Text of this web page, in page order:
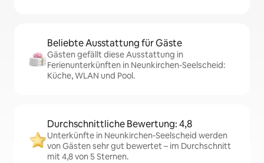
Beliebte Ausstattung für Gäste
Gästen gefällt diese Ausstattung in
Ferienunterkünften in Neunkirchen-Seelscheid:
Küche, WLAN und Pool.
Durchschnittliche Bewertung: 4,8
Unterkünfte in Neunkirchen-Seelscheid werden
von Gästen sehr gut bewertet – im Durchschnitt
mit 4,8 von 5 Sternen.